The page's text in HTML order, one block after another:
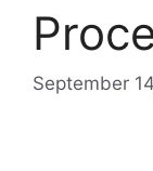
September